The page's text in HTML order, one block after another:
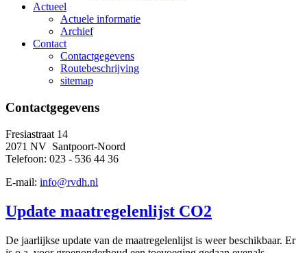
Actueel
Actuele informatie
Archief
Contact
Contactgegevens
Routebeschrijving
sitemap
Contactgegevens
Fresiastraat 14
2071 NV Santpoort-Noord
Telefoon: 023 - 536 44 36
E-mail: info@rvdh.nl
Update maatregelenlijst CO2
De jaarlijkse update van de maatregelenlijst is weer beschikbaar. Er